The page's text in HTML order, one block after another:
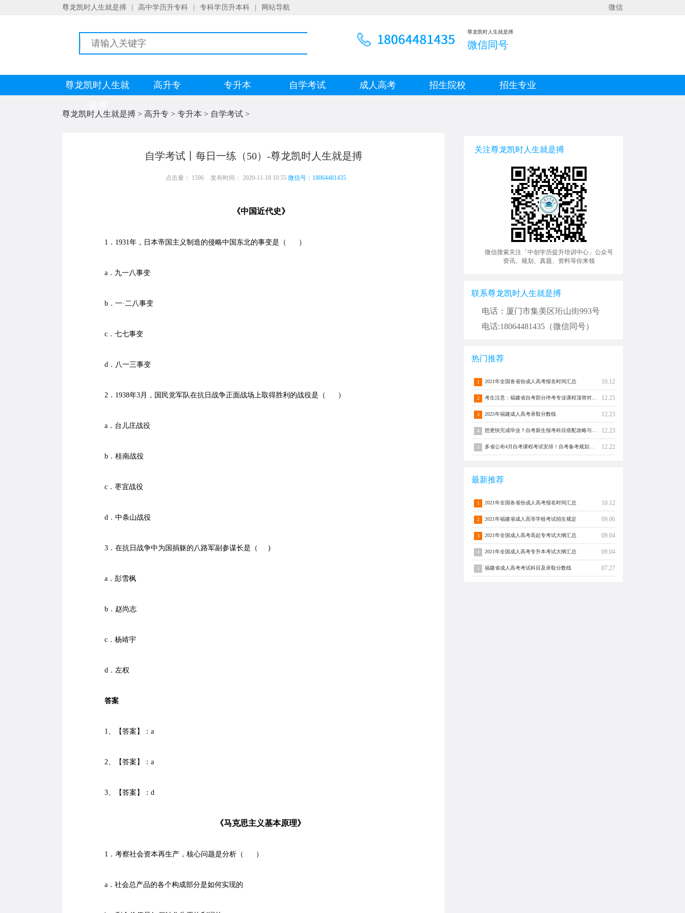
尊龙凯时人生就是搏 高中学历升专科 专科学历升本科 网站导航 微信
尊龙凯时人生就是搏
微信同号
尊龙凯时人生就
高升专 专升本 自学考试 成人高考 招生院校 招生专业
尊龙凯时人生就是搏 > 高升专 > 专升本 > 自学考试 >
自学考试丨每日一练（50）-尊龙凯时人生就是搏
点击量： 1596 发布时间： 2020-11-18 10:55 微信号：18064481435
《中国近代史》
1．1931年，日本帝国主义制造的侵略中国东北的事变是（ ）
a．九一八事变
b．一·二八事变
c．七七事变
d．八一三事变
2．1938年3月，国民党军队在抗日战争正面战场上取得胜利的战役是（ ）
a．台儿庄战役
b．桂南战役
c．枣宜战役
d．中条山战役
3．在抗日战争中为国捐躯的八路军副参谋长是（ )
a．彭雪枫
b．赵尚志
c．杨靖宇
d．左权
答案
1、【答案】：a
2、【答案】：a
3、【答案】：d
《马克思主义基本原理》
1．考察社会资本再生产，核心问题是分析（ ）
a．社会总产品的各个构成部分是如何实现的
关注尊龙凯时人生就是搏
微信搜索关注「中创学历提升培训中心」公众号
资讯、规划、真题、资料等你来领
联系尊龙凯时人生就是搏
电话：厦门市集美区珩山街993号
电话:18064481435（微信同号）
热门推荐
1 2021年全国各省份成人高考报名时间汇总 10.12
2 12.25
3 2025年福建成人高考录取分数线 12.23
4 12.23
5 12.22
最新推荐
1 2021年全国各省份成人高考报名时间汇总 10.12
2 2021年福建省成人高等学校考试招生规定 09.06
3 2021年全国成人高考高起专考试大纲汇总 09.04
4 2021年全国成人高考专升本考试大纲汇总 09.04
5 福建省成人高考考试科目及录取分数线 07.27